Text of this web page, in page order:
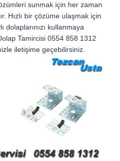
sunmak için her zaman
Hızlı bir çözüme ulaşmak için
dolaplarınızı kullanmaya
Tamircisi 0554 858 1312
iletişime geçebilirsiniz.